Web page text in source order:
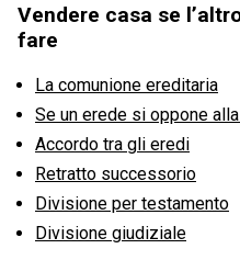
Vendere casa se
fare
La comunione ereditaria
Se un erede si oppone
Accordo tra gli eredi
Retratto successorio
Divisione per testamento
Divisione giudiziale